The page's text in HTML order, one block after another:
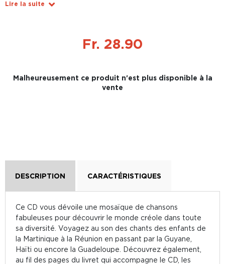
Lire la suite
Fr. 28.90
Malheureusement ce produit n'est plus disponible à la
vente
DESCRIPTION CARACTÉRISTIQUES
Ce CD vous dévoile une mosaïque de chansons
fabuleuses pour découvrir le monde créole dans toute
sa diversité. Voyagez au son des chants des enfants de
la Martinique à la Réunion en passant par la Guyane,
Haïti ou encore la Guadeloupe. Découvrez également,
au fil des pages du livret qui accompagne le CD, les